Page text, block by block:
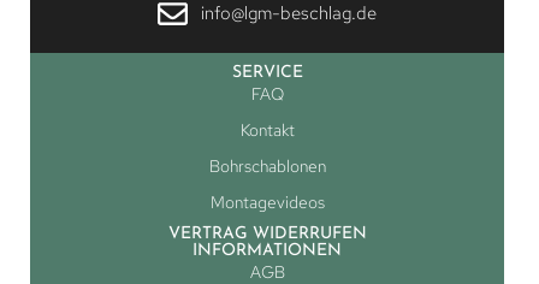
info@lgm-beschlag.de
SERVICE
FAQ
Kontakt
Bohrschablonen
Montagevideos
VERTRAG WIDERRUFEN
INFORMATIONEN
AGB